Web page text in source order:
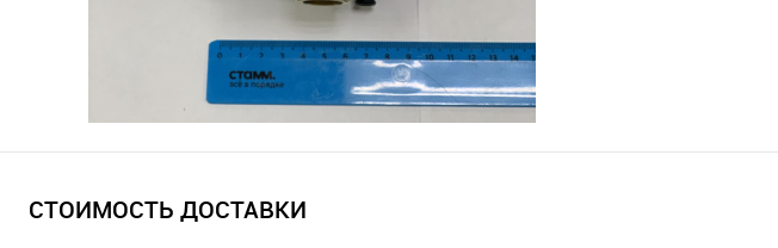
СТОИМОСТЬ ДОСТАВКИ